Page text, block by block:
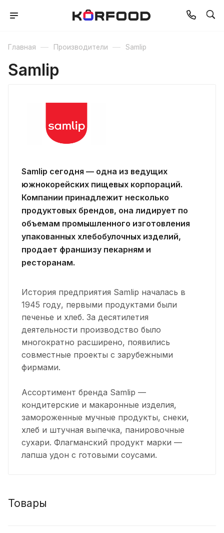
Главная — Производители — Samlip
Samlip
Samlip сегодня — одна из ведущих
южнокорейских пищевых корпораций.
Компании принадлежит несколько
продуктовых брендов, она лидирует по
объемам промышленного изготовления
упакованных хлебобулочных изделий,
продает франшизу пекарням и
ресторанам.
История предприятия Samlip началась в
1945 году, первыми продуктами были
печенье и хлеб. За десятилетия
деятельности производство было
многократно расширено, появились
совместные проекты с зарубежными
фирмами.
Ассортимент бренда Samlip —
кондитерские и макаронные изделия,
замороженные мучные продукты, снеки,
хлеб и штучная выпечка, панировочные
сухари. Флагманский продукт марки —
лапша удон с готовыми соусами.
Товары